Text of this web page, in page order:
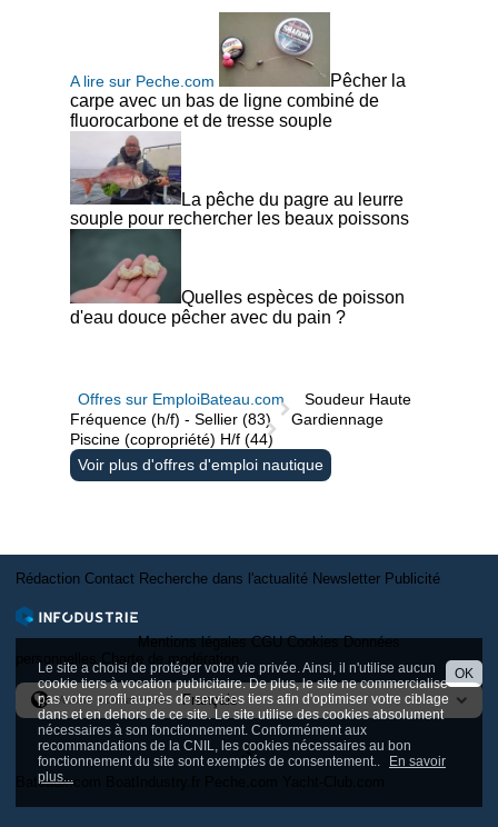
Le site a choisi de protéger votre vie privée. Ainsi, il n'utilise aucun
cookie tiers à vocation publicitaire. De plus, le site ne commercialise
pas votre profil auprès de services tiers afin d'optimiser votre ciblage
dans et en dehors de ce site. Le site utilise des cookies absolument
nécessaires à son fonctionnement. Conformément aux
recommandations de la CNIL, les cookies nécessaires au bon
fonctionnement du site sont exemptés de consentement..
En savoir
plus...
OK
A lire sur Peche.com
Pêcher la
carpe avec un bas de ligne combiné de
fluorocarbone et de tresse souple
La pêche du pagre au leurre
souple pour rechercher les beaux poissons
Quelles espèces de poisson
d'eau douce pêcher avec du pain ?
Offres sur EmploiBateau.com
Soudeur Haute
Fréquence (h/f) - Sellier (83)
Gardiennage
Piscine (copropriété) H/f (44)
Voir plus d'offres d'emploi nautique
Rédaction Contact Recherche dans l'actualité Newsletter Publicité
Mentions légales CGU Cookies Données
Charte de modération
Version internationale
Bateaux.com